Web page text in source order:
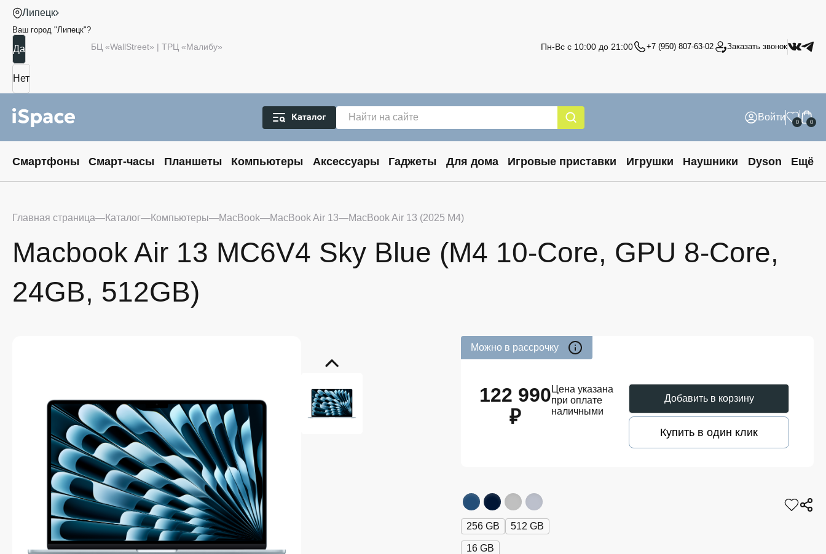
Липецк
Ваш город "Липецк"?
БЦ «WallStreet» | ТРЦ «Малибу» Пн-Вс с 10:00 до 21:00 +7 (950) 807-63-02 Заказать звонок
Войти 0 0
Смартфоны Смарт-часы Планшеты Компьютеры Аксессуары Гаджеты Для дома Игровые приставки Игрушки Наушники Dyson Ещё
Главная страница Каталог Компьютеры MacBook MacBook Air 13 MacBook Air 13 (2025 M4)
Macbook Air 13 MC6V4 Sky Blue (M4 10-Core, GPU 8-Core,
24GB, 512GB)
Можно в рассрочку
122 990
₽
Цена указана
при оплате
наличными
Добавить в корзину
Купить в один клик
256 GB 512 GB
16 GB